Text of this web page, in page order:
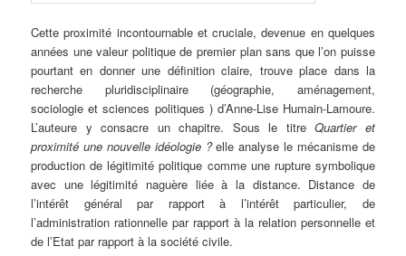
Cette proximité incontournable et cruciale, devenue en quelques
années une valeur politique de premier plan sans que l’on puisse
pourtant en donner une définition claire, trouve place dans la
recherche pluridisciplinaire (géographie, aménagement,
sociologie et sciences politiques ) d’Anne-Lise Humain-Lamoure.
L’auteure y consacre un chapitre. Sous le titreQuartier et
proximité une nouvelle idéologie ?elle analyse le mécanisme de
production de légitimité politique comme une rupture symbolique
avec une légitimité naguère liée à la distance. Distance de
l’intérêt général par rapport à l’intérêt particulier, de
l’administration rationnelle par rapport à la relation personnelle et
de l’Etat par rapport à la société civile.